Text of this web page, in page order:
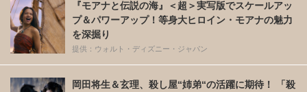
『モアナと伝説の海』＜超＞実写版でスケールアッ
プ＆パワーアップ！等身大ヒロイン・モアナの魅力
を深掘り
提供：ウォルト・ディズニー・ジャパン
岡田将生＆玄理、殺し屋“姉弟“の活躍に期待！ 「殺